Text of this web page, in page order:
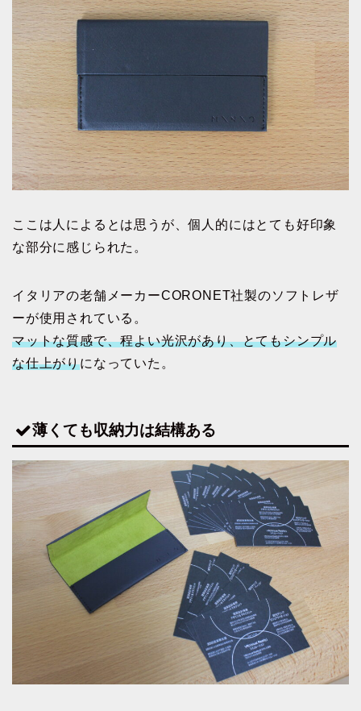
ここは人によるとは思うが、個人的にはとても好印象
な部分に感じられた。
イタリアの老舗メーカーCORONET社製のソフトレザ
ーが使用されている。
マットな質感で、程よい光沢があり、とてもシンプル
な仕上がりになっていた。
薄くても収納力は結構ある